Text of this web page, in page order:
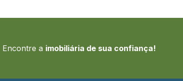
Encontre a imobiliária de sua confiança!